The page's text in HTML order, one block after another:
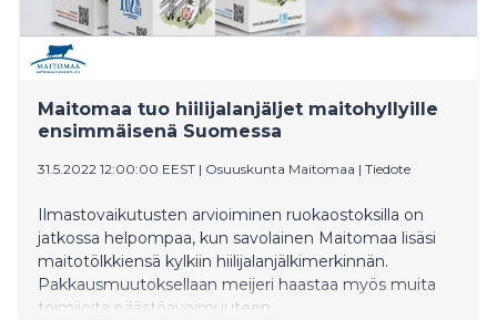
Maitomaa tuo hiilijalanjäljet maitohyllyille
ensimmäisenä Suomessa
31.5.2022 12:00:00 EEST | Osuuskunta Maitomaa | Tiedote
Ilmastovaikutusten arvioiminen ruokaostoksilla on
jatkossa helpompaa, kun savolainen Maitomaa lisäsi
maitotölkkiensä kylkiin hiilijalanjälkimerkinnän.
Pakkausmuutoksellaan meijeri haastaa myös muita
toimijoita päästöavoimuuteen.